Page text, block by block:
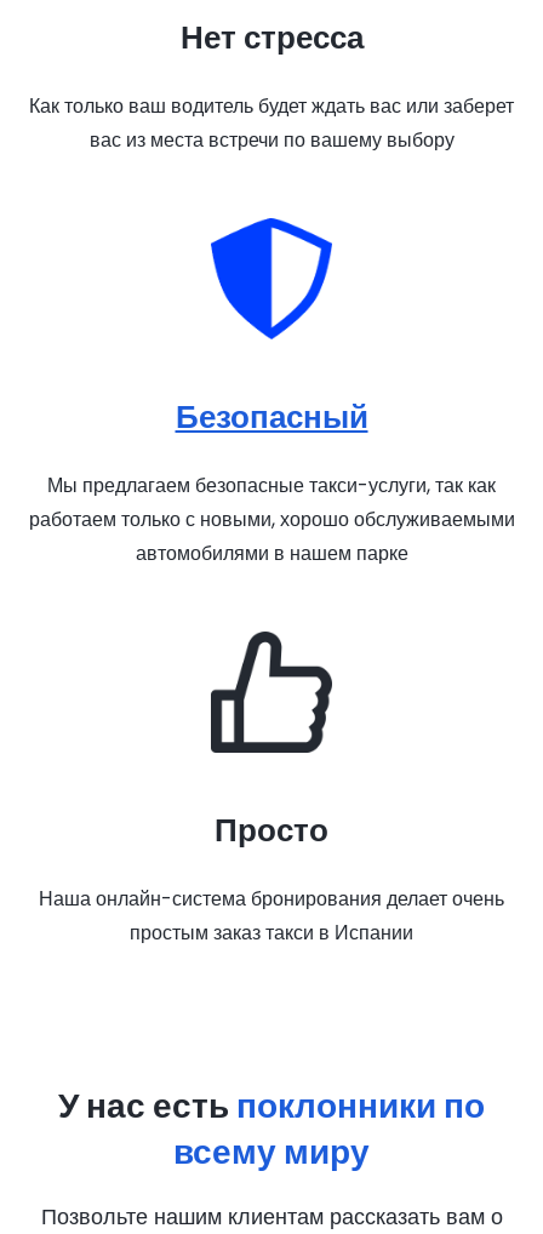
Нет стресса
Как только ваш водитель будет ждать вас или заберет
вас из места встречи по вашему выбору
Безопасный
Мы предлагаем безопасные такси-услуги, так как
работаем только с новыми, хорошо обслуживаемыми
автомобилями в нашем парке
Просто
Наша онлайн-система бронирования делает очень
простым заказ такси в Испании
У нас есть поклонники по
всему миру
Позвольте нашим клиентам рассказать вам о